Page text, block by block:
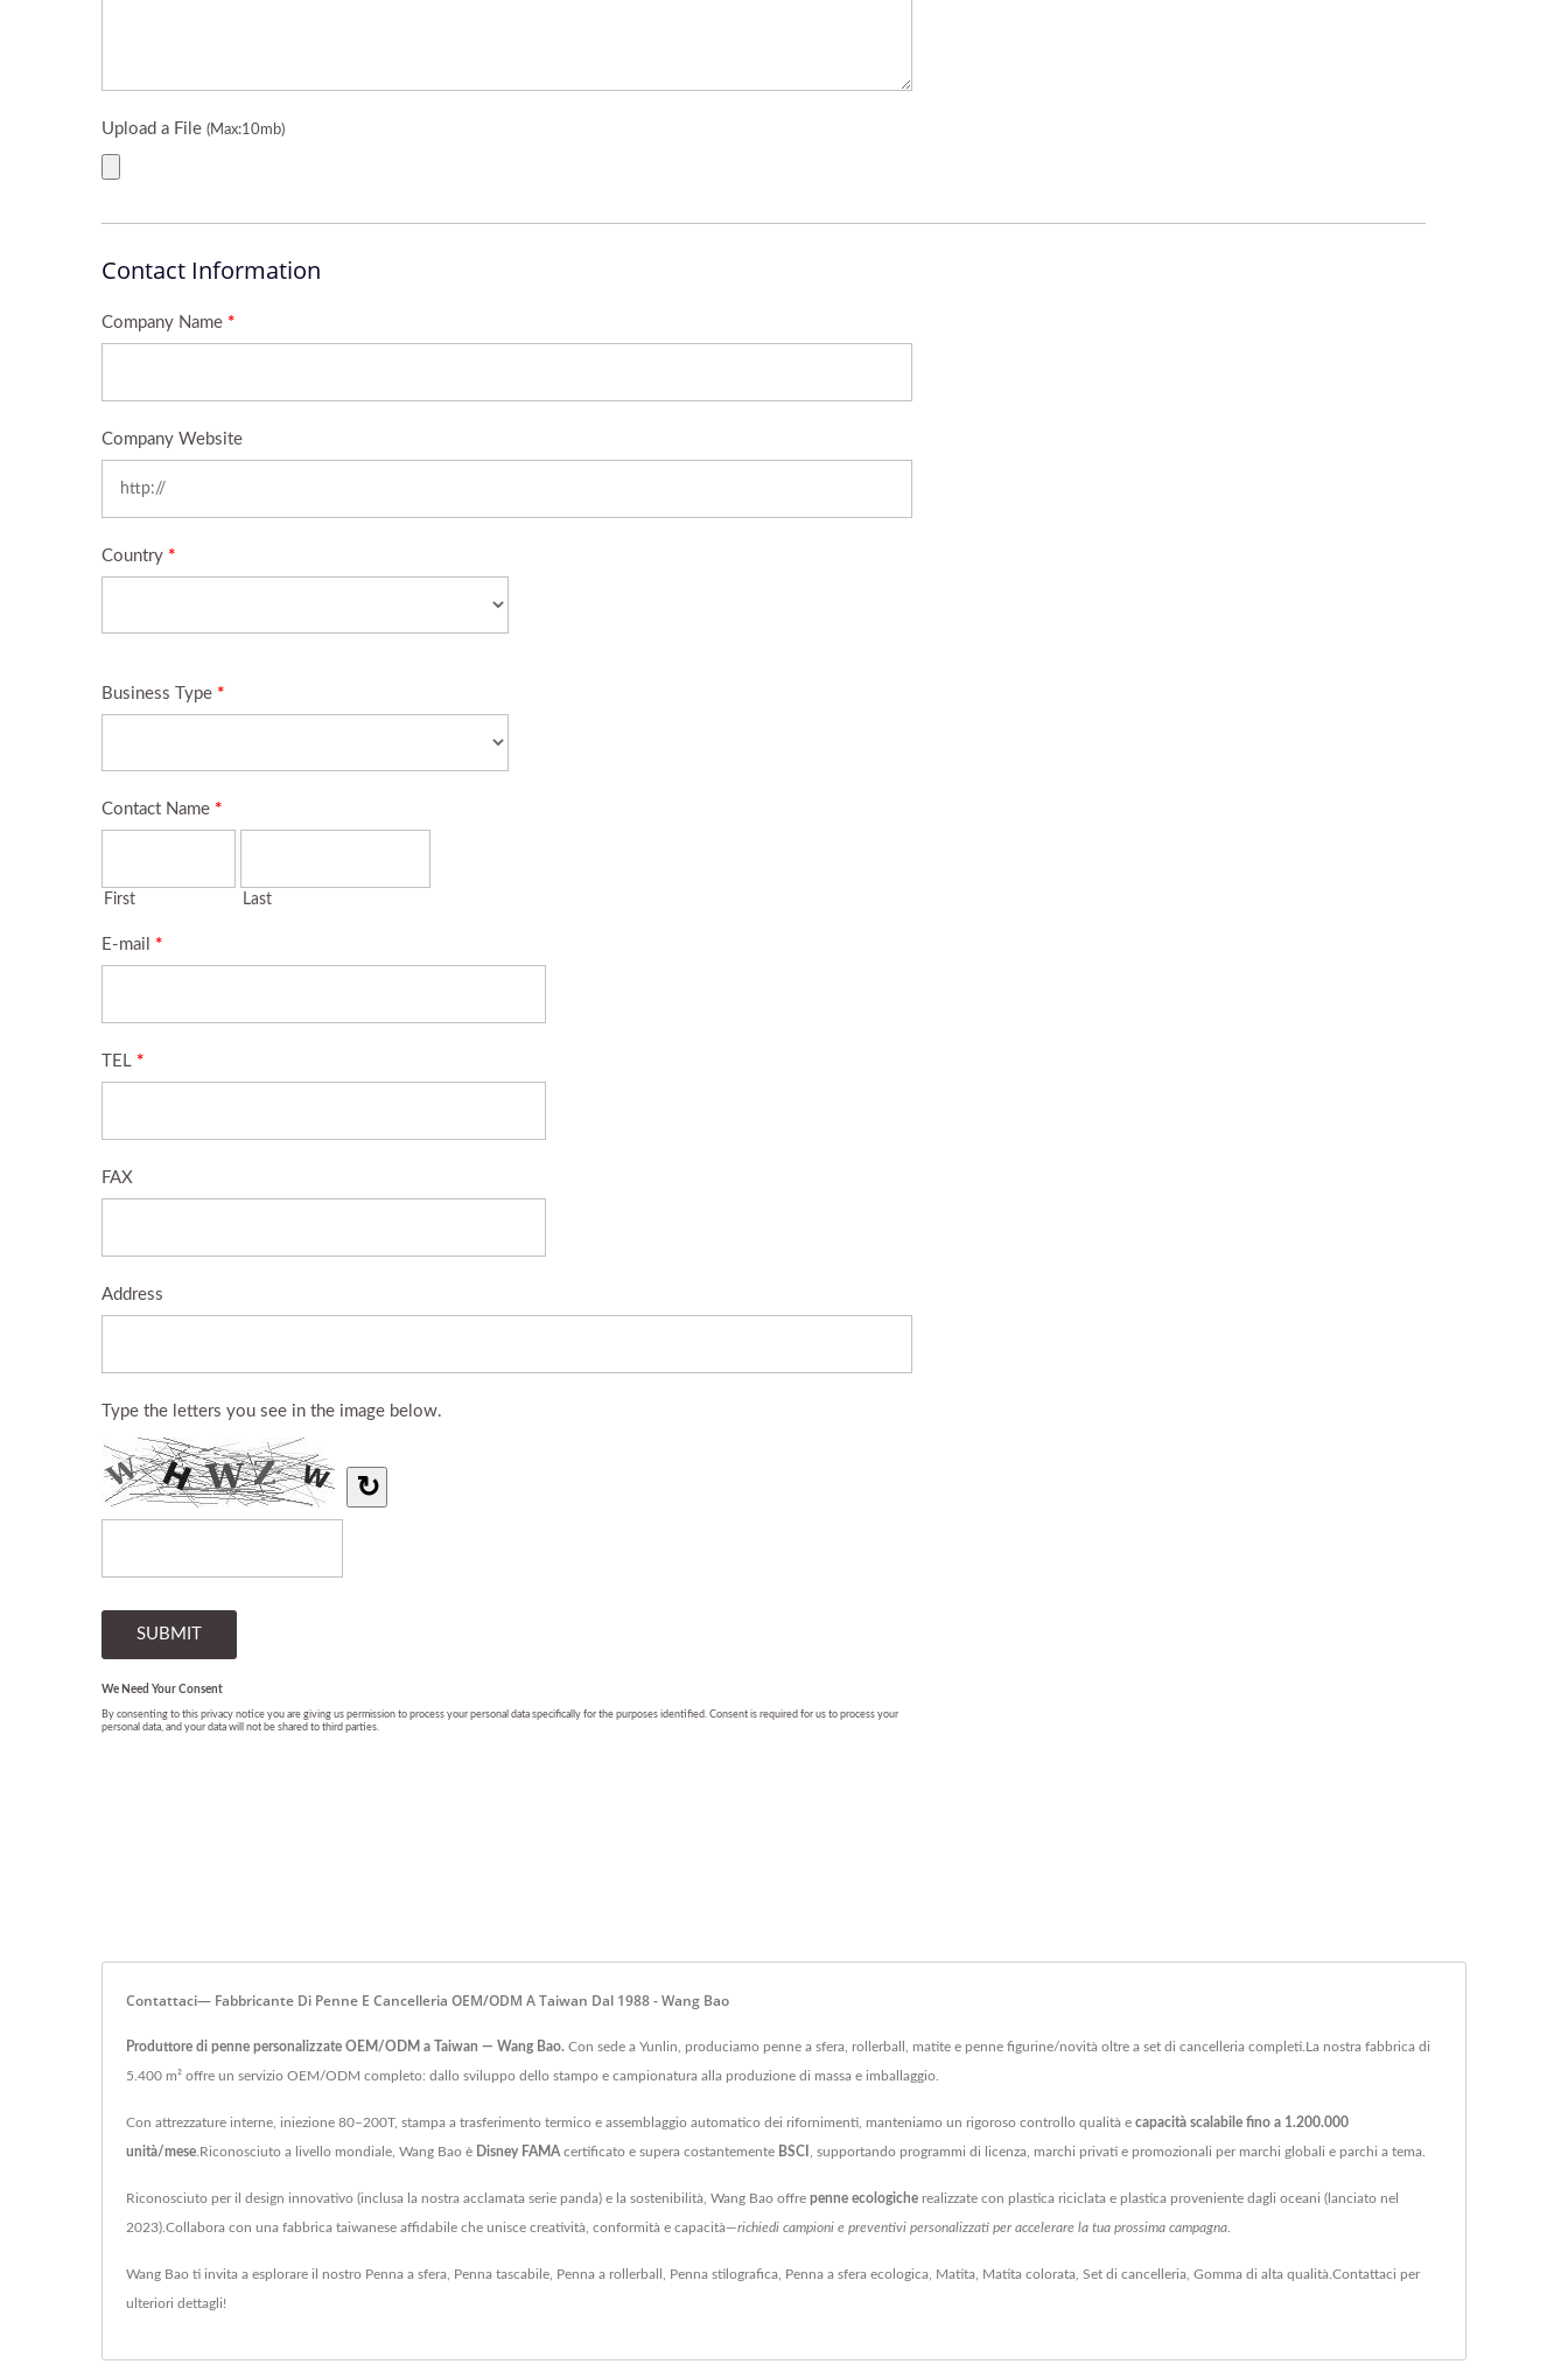
Contattaci— Fabbricante Di Penne E Cancelleria OEM/ODM A Taiwan Dal 1988 - Wang Bao
Produttore di penne personalizzate OEM/ODM a Taiwan — Wang Bao. Con sede a Yunlin, produciamo penne a sfera, rollerball, matite e penne figurine/novità oltre a set di cancelleria completi.La nostra fabbrica di
5.400 m² offre un servizio OEM/ODM completo: dallo sviluppo dello stampo e campionatura alla produzione di massa e imballaggio.
Con attrezzature interne, iniezione 80–200T, stampa a trasferimento termico e assemblaggio automatico dei rifornimenti, manteniamo un rigoroso controllo qualità e capacità scalabile fino a 1.200.000
unità/mese.Riconosciuto a livello mondiale, Wang Bao è Disney FAMAcertificato e supera costantemente BSCI , supportando programmi di licenza, marchi privati e promozionali per marchi globali e parchi a tema.
Riconosciuto per il design innovativo (inclusa la nostra acclamata serie panda) e la sostenibilità, Wang Bao offre penne ecologiche realizzate con plastica riciclata e plastica proveniente dagli oceani (lanciato nel
2023).Collabora con una fabbrica taiwanese affidabile che unisce creatività, conformità e capacità—richiedi campioni e preventivi personalizzati per accelerare la tua prossima campagna.
Wang Bao ti invita a esplorare il nostro Penna a sfera, Penna tascabile, Penna a rollerball , Penna stilografica, Penna a sfera ecologica, Matita, Matita colorata, Set di cancelleria, Gomma di alta qualità.Contattaci per
ulteriori dettagli!